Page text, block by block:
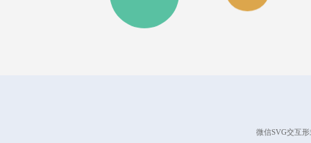
微信SVG交互形